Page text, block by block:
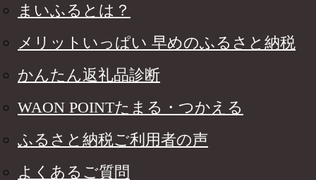
まいふるとは？
メリットいっぱい 早めのふるさと納税
かんたん返礼品診断
WAON POINTたまる・つかえる
ふるさと納税ご利用者の声
よくあるご質問